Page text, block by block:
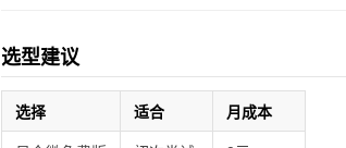
选型建议
选择 适合 月成本